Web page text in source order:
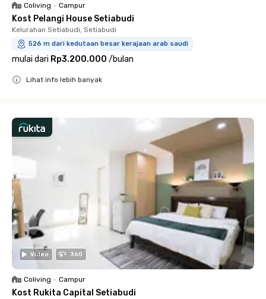
Coliving • Campur
Kost Pelangi House Setiabudi
Kelurahan Setiabudi, Setiabudi
526 m dari kedutaan besar kerajaan arab saudi
mulai dari Rp3.200.000 /bulan
Lihat info lebih banyak
Video 360
Coliving • Campur
Kost Rukita Capital Setiabudi